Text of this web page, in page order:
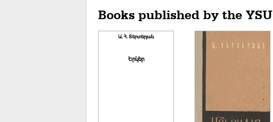
Books published by the YSU
Ա. Հ. Տերտերյան
Երկեր